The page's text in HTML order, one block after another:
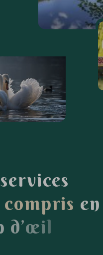
services
compris en
d’œil